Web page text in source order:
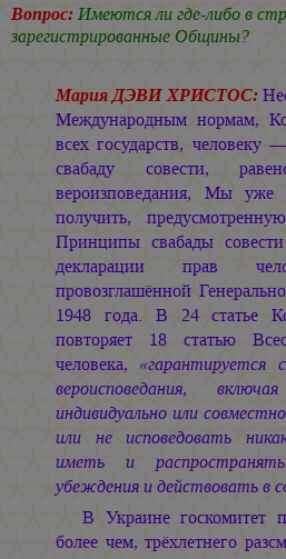
Вопрос: Имеются ли где-либо в
зарегистрированные Общины?
Мария ДЭВИ ХРИСТОС:
Международным нормам,
всех государств, человеку
свабаду совести,
вероизповедания, Мы
получить,
Принципы свабады
декларации прав
провозглашённой
1948 года. В 24 статье
повторяет 18 статью
человека, «гарантируется
вероисповедания,
индивидуально или
или не исповедовать
иметь и
убеждения и действовать в
В Украине госкомитет
более чем, трёхлетнего